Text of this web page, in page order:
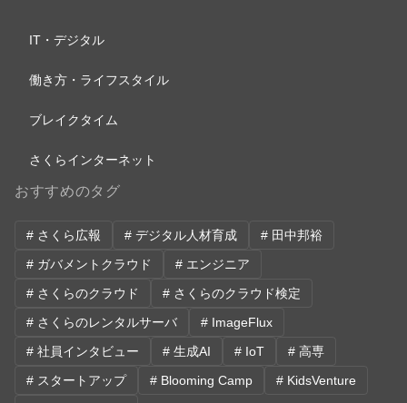
IT・デジタル
働き方・ライフスタイル
ブレイクタイム
さくらインターネット
おすすめのタグ
# さくら広報 # デジタル人材育成
# 田中邦裕
# ガバメントクラウド
# エンジニア
# さくらのクラウド
# さくらのクラウド検定
# さくらのレンタルサーバ
# ImageFlux
# 社員インタビュー
# 生成AI # IoT
# 高専
# スタートアップ
# Blooming Camp
# KidsVenture